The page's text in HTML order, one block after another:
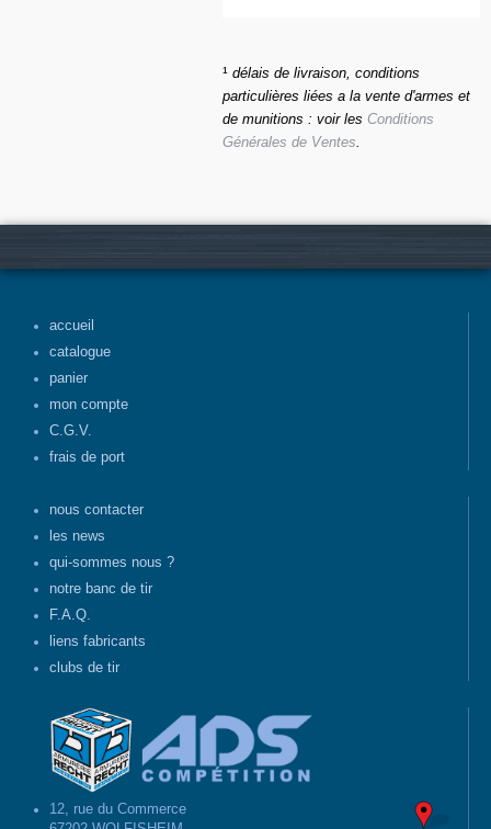
¹ délais de livraison, conditions
particulières liées a la vente d'armes et
de munitions : voir les Conditions
Générales de Ventes.
accueil
catalogue
panier
mon compte
C.G.V.
frais de port
nous contacter
les news
qui-sommes nous ?
notre banc de tir
F.A.Q.
liens fabricants
clubs de tir
12, rue du Commerce